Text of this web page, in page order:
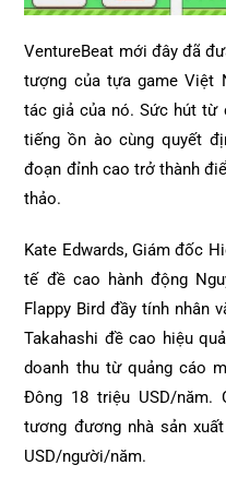
VentureBeat mới đây đã
tượng của tựa game Việt
tác giả của nó. Sức hút từ
tiếng ồn ào cùng quyết
đoạn đỉnh cao trở thành
thảo.
Kate Edwards, Giám đốc
tế đề cao hành động
Flappy Bird đầy tính nhân
Takahashi đề cao hiệu
doanh thu từ quảng cáo
Đông 18 triệu USD/
tương đương nhà sản
USD/người/năm.